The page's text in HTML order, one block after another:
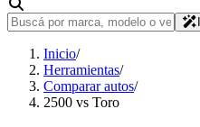
Inicio/
Herramientas/
Comparar autos/
2500 vs Toro